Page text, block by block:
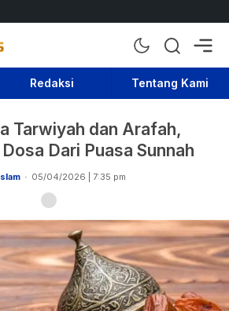
Informasi
Redaksi Tentang Kami
Tarwiyah dan Arafah,
Dari Puasa Sunnah
05/04/2026 | 7:35 pm